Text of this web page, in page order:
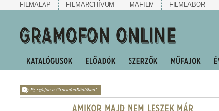
FILMALAP FILMARCHÍVUM MAFILM FILMLABOR
Ez szóljon a GramofonRádióban!